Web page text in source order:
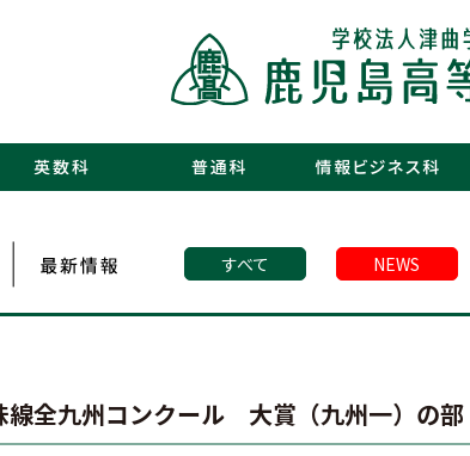
すべて NEWS
線全九州コンクール 大賞（九州一）の